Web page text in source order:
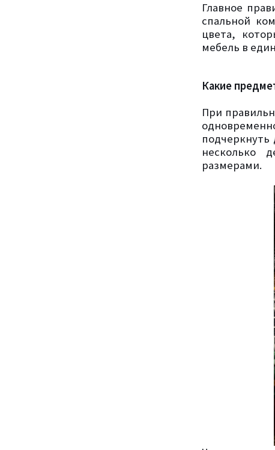
Главное
спальной
цвета,
мебель в
Какие
При
несколько
размерами.